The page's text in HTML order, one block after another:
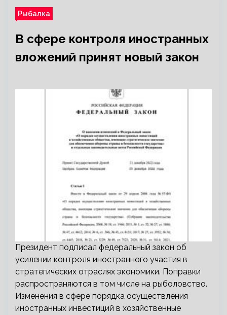
Рыбалка
В сфере контроля иностранных
вложений принят новый закон
Президент подписал федеральный закон об
усилении контроля иностранного участия в
стратегических отраслях экономики. Поправки
распространяются в том числе на рыболовство.
Изменения в сфере порядка осуществления
иностранных инвестиций в хозяйственные